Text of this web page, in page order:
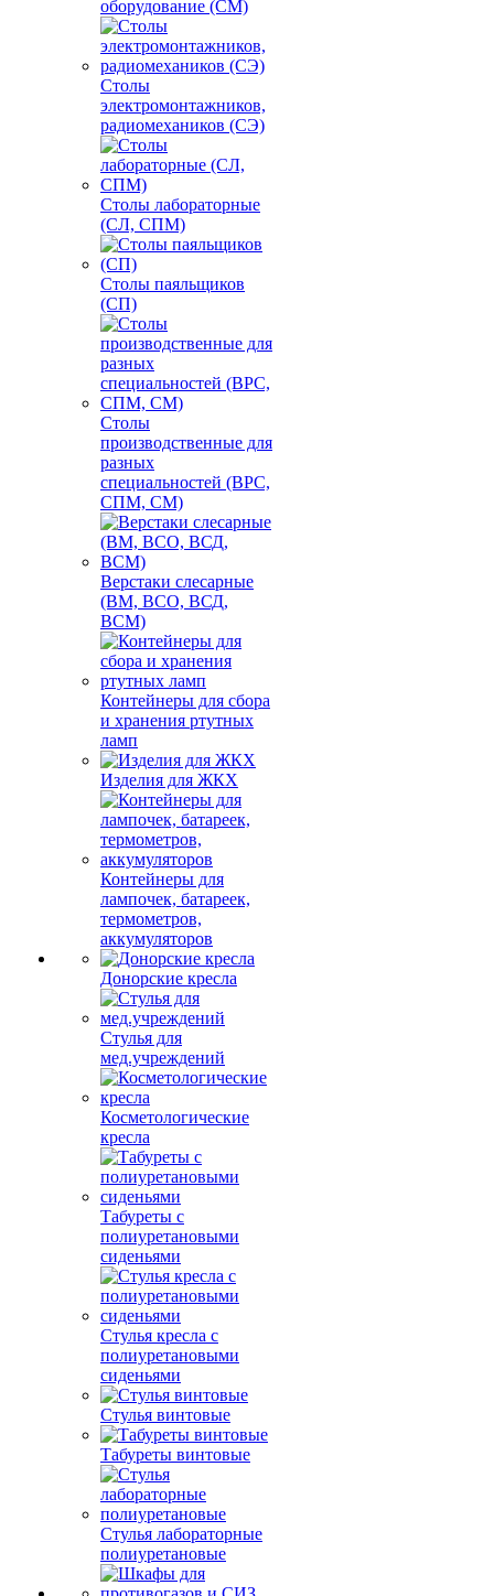
оборудование (СМ)
Столы
электромонтажников,
радиомехаников (СЭ)
Столы лабораторные
(СЛ, СПМ)
Столы паяльщиков
(СП)
Столы
производственные для
разных
специальностей (ВРС,
СПМ, СМ)
Верстаки слесарные
(ВМ, ВСО, ВСД,
ВСМ)
Контейнеры для сбора
и хранения ртутных
ламп
Изделия для ЖКХ
Контейнеры для
лампочек, батареек,
термометров,
аккумуляторов
Донорские кресла
Стулья для
мед.учреждений
Косметологические
кресла
Табуреты с
полиуретановыми
сиденьями
Стулья кресла с
полиуретановыми
сиденьями
Стулья винтовые
Табуреты винтовые
Стулья лабораторные
полиуретановые